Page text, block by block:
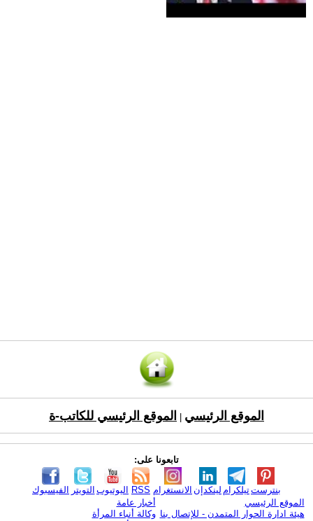
الموقع الرئيسي الموقع الرئيسي للكاتب-ة
تابعونا على:
الفيسبوك التويتر اليوتيوب RSS الانستغرام لينكدإن تيلكرامبنترست
الموقع الرئيسي
هيئة ادارة الحوار المتمدن - للإتصال بنا
أخبار عامة
وكالة أنباء المرأة